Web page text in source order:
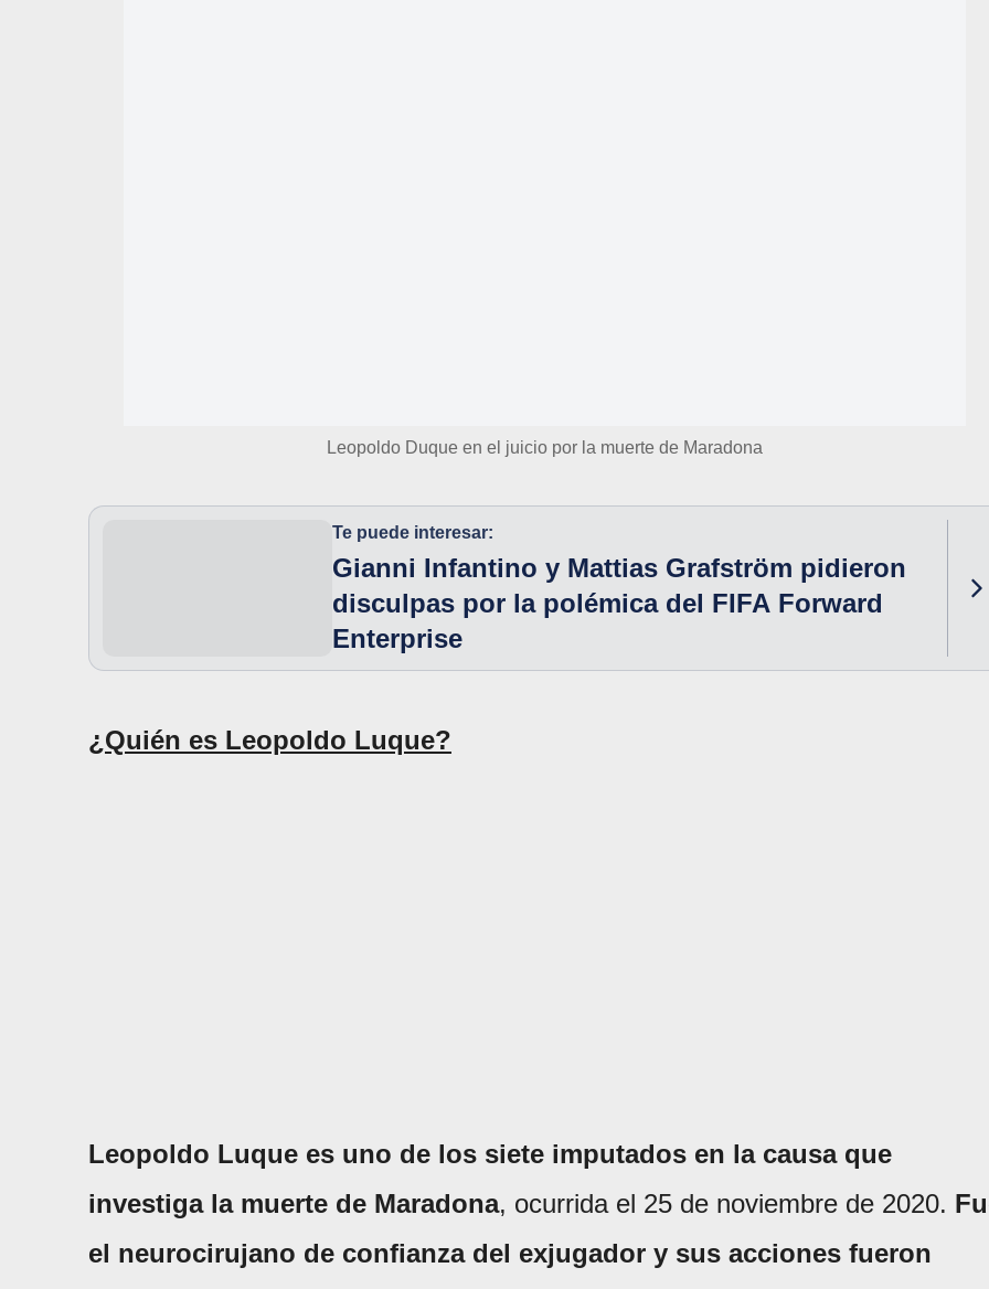
Leopoldo Duque en el juicio por la muerte de Maradona
Te puede interesar:
Gianni Infantino y Mattias Grafström pidieron
disculpas por la polémica del FIFA Forward
Enterprise
¿Quién es Leopoldo Luque?
Leopoldo Luque es uno de los siete imputados en la causa que
investiga la muerte de Maradona, ocurrida el 25 de noviembre de 2020.
el neurocirujano de confianza del exjugador y sus acciones fueron